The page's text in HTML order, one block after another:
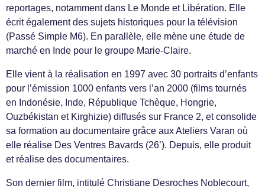
reportages, notamment dans Le Monde et Libération. Elle
écrit également des sujets historiques pour la télévision
(Passé Simple M6). En parallèle, elle mène une étude de
marché en Inde pour le groupe Marie-Claire.
Elle vient à la réalisation en 1997 avec 30 portraits d’enfants
pour l’émission 1000 enfants vers l’an 2000 (films tournés
en Indonésie, Inde, République Tchèque, Hongrie,
Ouzbékistan et Kirghizie) diffusés sur France 2, et consolide
sa formation au documentaire grâce aux Ateliers Varan où
elle réalise Des Ventres Bavards (26’). Depuis, elle produit
et réalise des documentaires.
Son dernier film, intitulé Christiane Desroches Noblecourt,